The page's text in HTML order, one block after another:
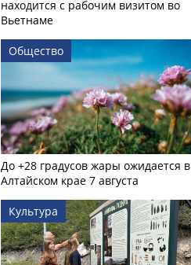
находится с рабочим визитом во
Вьетнаме
Общество
До +28 градусов жары ожидается в
Алтайском крае 7 августа
Культура